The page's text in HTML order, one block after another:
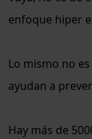
enfoque hiper
Lo mismo no
ayudan a
Hay más de